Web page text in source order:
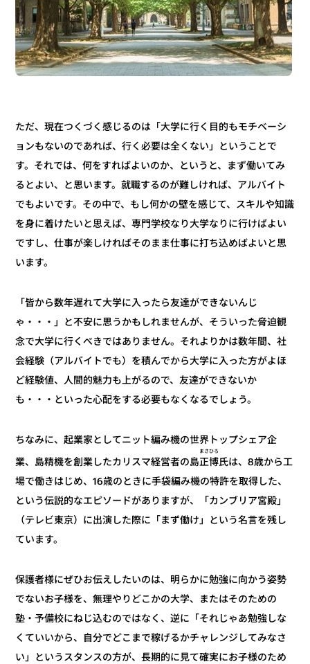
ただ、現在つくづく感じるのは「大学に行く目的もモチベーシ
ョンもないのであれば、行く必要は全くない」ということで
す。それでは、何をすればよいのか、というと、まず働いてみ
るとよい、と思います。就職するのが難しければ、アルバイト
でもよいです。その中で、もし何かの壁を感じて、スキルや知識
を身に着けたいと思えば、専門学校なり大学なりに行けばよい
ですし、仕事が楽しければそのまま仕事に打ち込めばよいと思
います。
「皆から数年遅れて大学に入ったら友達ができないんじ
ゃ・・・」と不安に思うかもしれませんが、そういった脅迫観
念で大学に行くべきではありません。それよりかは数年間、社
会経験（アルバイトでも）を積んでから大学に入った方がよほ
ど経験値、人間的魅力も上がるので、友達ができないか
も・・・といった心配をする必要もなくなるでしょう。
ちなみに、起業家としてニット編み機の世界トップシェア企
業、島精機を創業したカリスマ経営者の島正博
まさひろ
氏は、8歳から工
場で働きはじめ、16歳のときに手袋編み機の特許を取得した、
という伝説的なエピソードがありますが、「カンブリア宮殿」
（テレビ東京）に出演した際に「まず働け」という名言を残し
ています。
保護者様にぜひお伝えしたいのは、明らかに勉強に向かう姿勢
でないお子様を、無理やりどこかの大学、またはそのための
塾・予備校にねじ込むのではなく、逆に「それじゃあ勉強しな
くていいから、自分でどこまで稼げるかチャレンジしてみなさ
い」というスタンスの方が、長期的に見て確実にお子様のため